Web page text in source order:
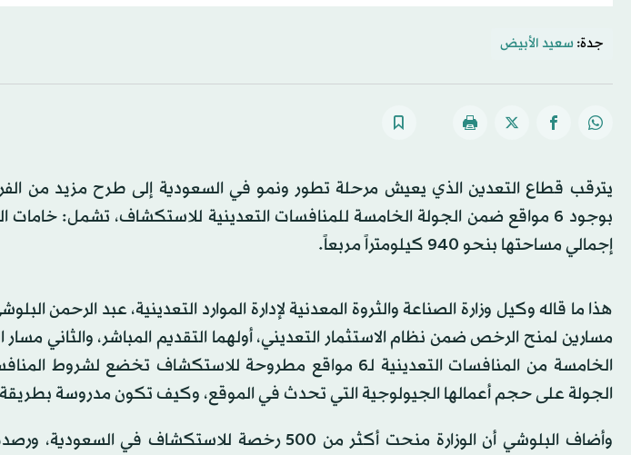
جدة: سعيد الأبيض
يترقب قطاع التعدين الذي يعيش مرحلة تطور ونمو في السعودية إلى طرح مزيد من الفرص
بوجود 6 مواقع ضمن الجولة الخامسة للمنافسات التعدينية للاستكشاف، تشمل:
إجمالي مساحتها بنحو 940 كيلومتراً مربعاً.
هذا ما قاله وكيل وزارة الصناعة والثروة المعدنية لإدارة الموارد التعدينية، عبد الرحمن
مسارين لمنح الرخص ضمن نظام الاستثمار التعديني، أولهما التقديم المباشر، والثاني
الخامسة من المنافسات التعدينية لـ6 مواقع مطروحة للاستكشاف
الجولة على حجم أعمالها الجيولوجية التي تحدث في الموقع، وكيف تكون مدروسة
وأضاف البلوشي أن الوزارة منحت أكثر من 500 رخصة